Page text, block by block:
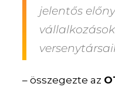
jelentős
– összegezte az